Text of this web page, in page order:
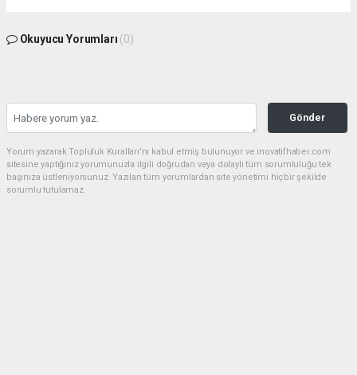
Okuyucu Yorumları (0)
Gönder
Yorum yazarak Topluluk Kuralları’nı kabul etmiş bulunuyor ve inovatifhaber.com
sitesine yaptığınız yorumunuzla ilgili doğrudan veya dolaylı tüm sorumluluğu tek
başınıza üstleniyorsunuz. Yazılan tüm yorumlardan site yönetimi hiçbir şekilde
sorumlu tutulamaz.